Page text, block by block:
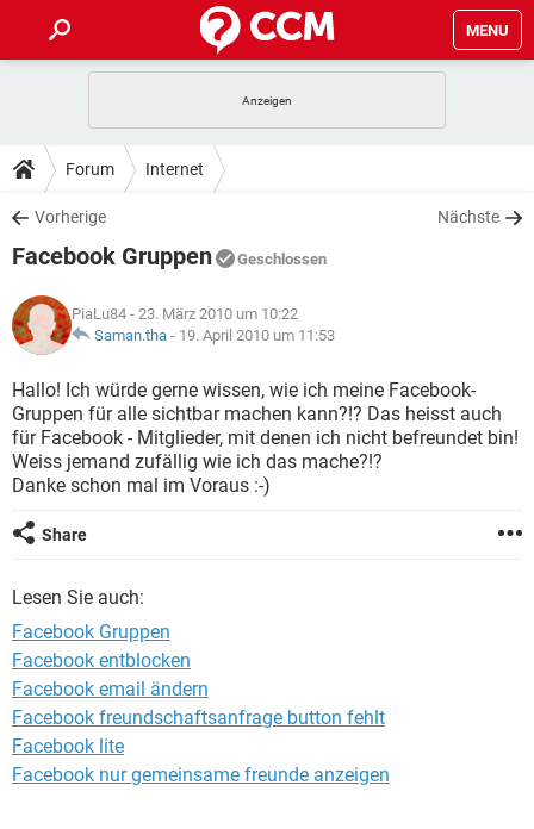
MENU
ANDROID
WINDOWS 10
WHATSAPP TIKTOK
FACEBOOK
TIPPS & TRICKS
SPIELE
WHATSAPP TIKTOK
FACEBOOK
DOWNLOADS
SPIELE STREAMING
ANDROID
WINDOWS 10 INSTAGRAM
WHATSAPP TIKTOK
FACEBOOK HARDWARE
SPIELE STREAMING
ANDROID
WINDOWS 10 INSTAGRAM
WHATSAPP TIKTOK
FACEBOOK
LEXIKON
SPIELE STREAMING
ANDROID IOS
WINDOWS 10 INSTAGRAM
FACEBOOK
Forum Internet
Vorherige Nächste
Facebook Gruppen Geschlossen
PiaLu84 - 23. März 2010 um 10:22
Saman.tha - 19. April 2010 um 11:53
Hallo! Ich würde gerne wissen, wie ich meine Facebook-
Gruppen für alle sichtbar machen kann?!? Das heisst auch
für Facebook - Mitglieder, mit denen ich nicht befreundet bin!
Weiss jemand zufällig wie ich das mache?!?
Danke schon mal im Voraus :-)
Share
Lesen Sie auch:
Facebook Gruppen
Facebook entblocken
Facebook email ändern
Facebook freundschaftsanfrage button fehlt
Facebook lite
Facebook nur gemeinsame freunde anzeigen